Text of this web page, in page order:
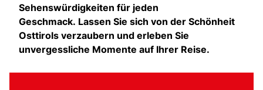
Sehenswürdigkeiten für jeden
Geschmack. Lassen Sie sich von der Schönheit
Osttirols verzaubern und erleben Sie
unvergessliche Momente auf Ihrer Reise.